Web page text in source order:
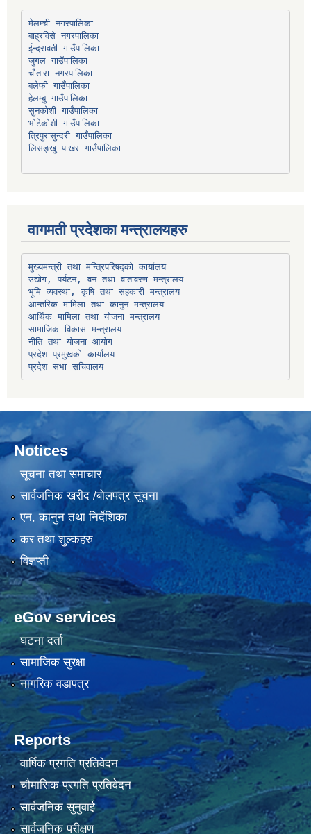
मेलम्ची नगरपालिका
बाह्रविसे नगरपालिका
ईन्द्रावती गाउँपालिका
जुगल गाउँपालिका
चौतारा नगरपालिका
बलेफी गाउँपालिका
हेलम्बु गाउँपालिका
सुनकोशी गाउँपालिका
भोटेकोशी गाउँपालिका
त्रिपुरासुन्दरी गाउँपालिका
लिसङ्खु पाखर गाउँपालिका
वागमती प्रदेशका मन्त्रालयहरु
मुख्यमन्त्री तथा मन्त्रिपरिषद्को कार्यालय
उद्योग, पर्यटन, वन तथा वातावरण मन्त्रालय
भूमि व्यवस्था, कृषि तथा सहकारी मन्त्रालय
आन्तरिक मामिला तथा कानुन मन्त्रालय
आर्थिक मामिला तथा योजना मन्त्रालय
सामाजिक विकास मन्त्रालय
नीति तथा योजना आयोग
प्रदेश प्रमुखको कार्यालय
प्रदेश सभा सचिवालय
Notices
सूचना तथा समाचार
सार्वजनिक खरीद /बोलपत्र सूचना
एन, कानुन तथा निर्देशिका
कर तथा शुल्कहरु
विज्ञप्ती
eGov services
घटना दर्ता
सामाजिक सुरक्षा
नागरिक वडापत्र
Reports
वार्षिक प्रगति प्रतिवेदन
चौमासिक प्रगति प्रतिवेदन
सार्वजनिक सुनुवाई
सार्वजनिक परीक्षण